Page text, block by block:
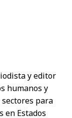
y editor
humanos y
sectores para
en Estados